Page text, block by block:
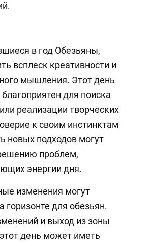
в год Обезьяны,
всплеск креативности и
мышления. Этот день
для поиска
реализации творческих
к своим инстинктам
новых подходов могут
проблем,
энергии дня.
изменения могут
горизонте для обезьян.
и выход из зоны
день может иметь